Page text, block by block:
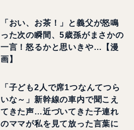
「おい、お茶！」と義父が怒鳴
った次の瞬間、5歳孫がまさかの
一言！怒るかと思いきや…【漫
画】
「子ども2人で席1つなんてつら
いな～」新幹線の車内で聞こえ
てきた声…近づいてきた子連れ
のママが私を見て放った言葉に